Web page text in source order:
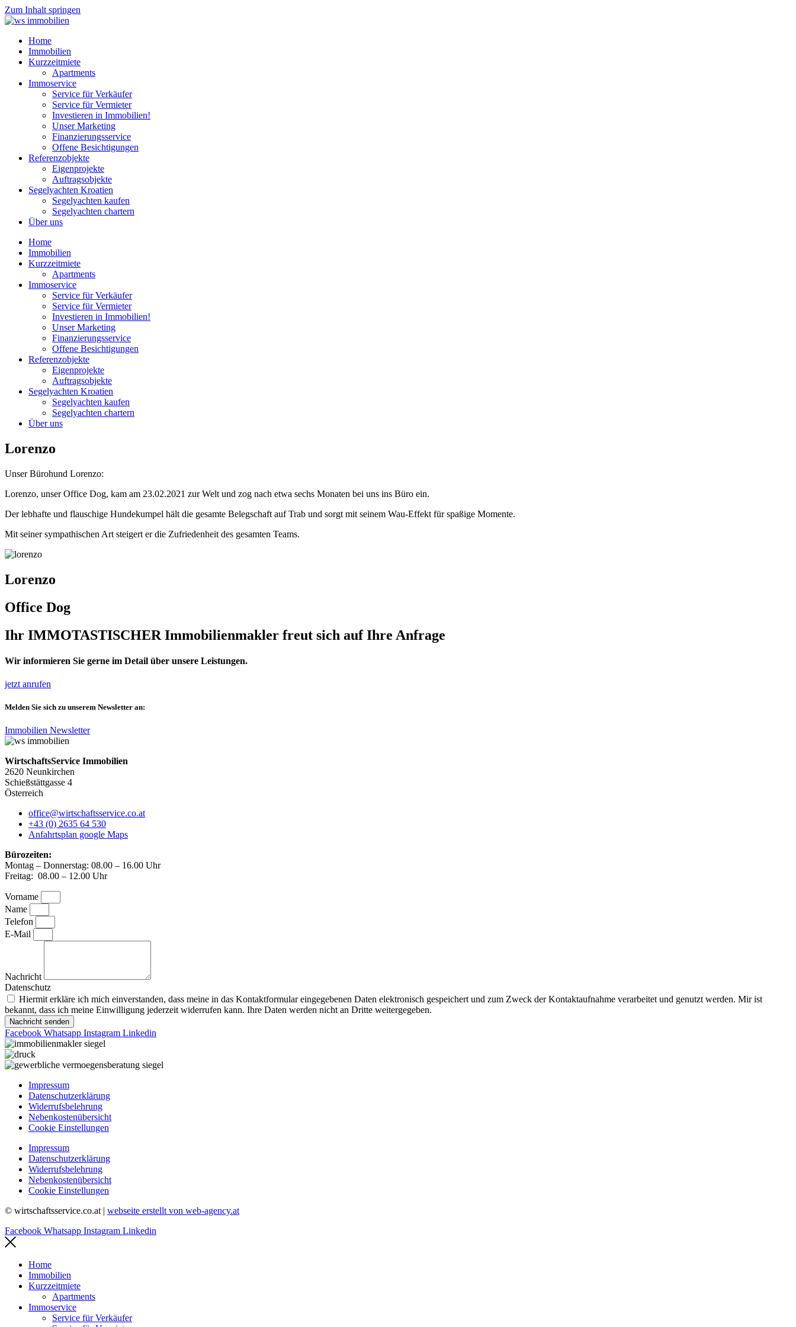
Zum Inhalt springen
Home
Immobilien
Kurzzeitmiete
Apartments
Immoservice
Service für Verkäufer
Service für Vermieter
Investieren in Immobilien!
Unser Marketing
Finanzierungsservice
Offene Besichtigungen
Referenzobjekte
Eigenprojekte
Auftragsobjekte
Segelyachten Kroatien
Segelyachten kaufen
Segelyachten chartern
Über uns
Home
Immobilien
Kurzzeitmiete
Apartments
Immoservice
Service für Verkäufer
Service für Vermieter
Investieren in Immobilien!
Unser Marketing
Finanzierungsservice
Offene Besichtigungen
Referenzobjekte
Eigenprojekte
Auftragsobjekte
Segelyachten Kroatien
Segelyachten kaufen
Segelyachten chartern
Über uns
Lorenzo
Unser Bürohund Lorenzo:
Lorenzo, unser Office Dog, kam am 23.02.2021 zur Welt und zog nach etwa sechs Monaten bei uns ins Büro ein.
Der lebhafte und flauschige Hundekumpel hält die gesamte Belegschaft auf Trab und sorgt mit seinem Wau-Effekt für spaßige Momente.
Mit seiner sympathischen Art steigert er die Zufriedenheit des gesamten Teams.
Lorenzo
Office Dog
Ihr IMMOTASTISCHER Immobilienmakler freut sich auf Ihre Anfrage
Wir informieren Sie gerne im Detail über unsere Leistungen.
jetzt anrufen
Melden Sie sich zu unserem Newsletter an:
Immobilien Newsletter
WirtschaftsService Immobilien
2620 Neunkirchen
Schießstättgasse 4
Österreich
office@wirtschaftsservice.co.at
+43 (0) 2635 64 530
Anfahrtsplan google Maps
Bürozeiten:
Montag – Donnerstag: 08.00 – 16.00 Uhr
Freitag: 08.00 – 12.00 Uhr
Vorname
Name
Telefon
E-Mail
Nachricht
Datenschutz
Hiermit erkläre ich mich einverstanden, dass meine in das Kontaktformular eingegebenen Daten elektronisch gespeichert und zum Zweck der Kontaktaufnahme verarbeitet und genutzt werden. Mir ist
bekannt, dass ich meine Einwilligung jederzeit widerrufen kann. Ihre Daten werden nicht an Dritte weitergegeben.
Nachricht senden
Facebook Whatsapp Instagram Linkedin
Impressum
Datenschutzerklärung
Widerrufsbelehrung
Nebenkostenübersicht
Cookie Einstellungen
Impressum
Datenschutzerklärung
Widerrufsbelehrung
Nebenkostenübersicht
Cookie Einstellungen
© wirtschaftsservice.co.at | webseite erstellt von web-agency.at
Facebook Whatsapp Instagram Linkedin
Home
Immobilien
Kurzzeitmiete
Apartments
Immoservice
Service für Verkäufer